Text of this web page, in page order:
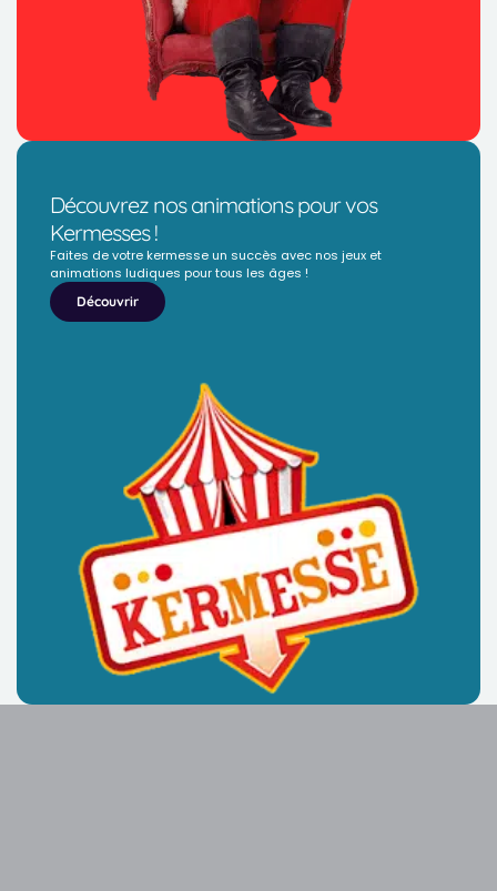
Découvrez nos animations pour vos
Kermesses !
Faites de votre kermesse un succès avec nos jeux et
animations ludiques pour tous les âges !
Découvrir